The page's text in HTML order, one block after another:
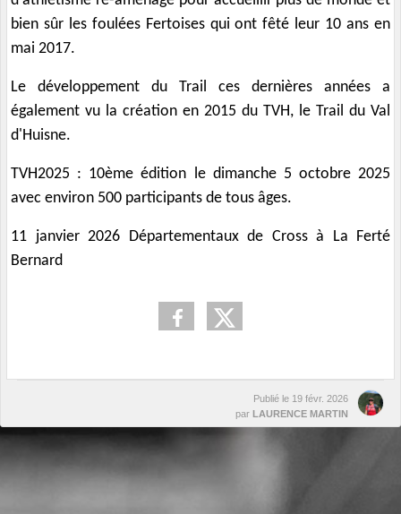
bien sûr les foulées Fertoises qui ont fêté leur 10 ans en
mai 2017.
Le développement du Trail ces dernières années a
également vu la création en 2015 du TVH, le Trail du Val
d'Huisne.
TVH2025 : 10ème édition le dimanche 5 octobre 2025
avec environ 500 participants de tous âges.
11 janvier 2026 Départementaux de Cross à La Ferté
Bernard
Publié le 19 févr. 2026
par LAURENCE MARTIN